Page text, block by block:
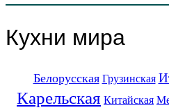
Кухни мира
Белорусская Грузинская
Карельская Китайская